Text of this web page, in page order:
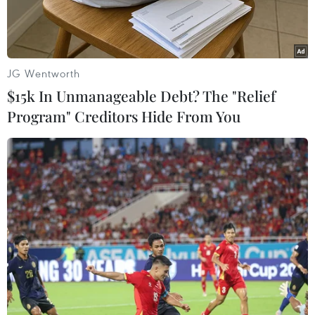
EU hy vọng Anh tôn trọng tất cả nghĩa vụ tài chính đã cam kết.
(Nguồn: AFP)
Reuters đưa tin một phát ngôn viên của Ủy ban
châu Âu ngày 26/8 cho hay Liên minh châu Âu
(EU) hy vọng Anh tôn trọng tất cả nghĩa vụ tài
chính đã cam kết của nước này với tư cách là
thành viên của khối, thậm chí sau một Brexit
JG Wentworth
$15k In Unmanageable Debt? The "Relief
Program" Creditors Hide From You